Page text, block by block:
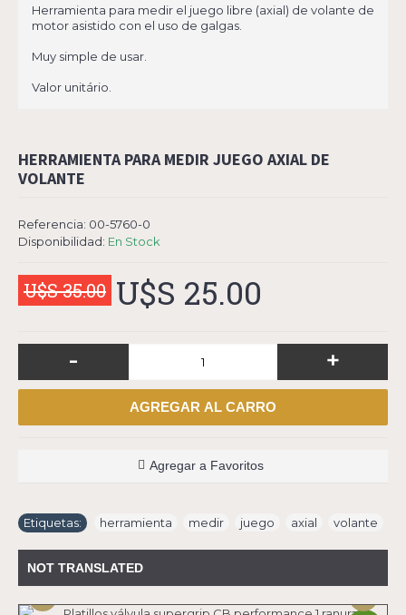
Herramienta para medir el juego libre (axial) de volante de
motor asistido con el uso de galgas.
Muy simple de usar.
Valor unitário.
HERRAMIENTA PARA MEDIR JUEGO AXIAL DE
VOLANTE
Referencia: 00-5760-0
Disponibilidad: En Stock
U$S 35.00 U$S 25.00
- +
AGREGAR AL CARRO
Agregar a Favoritos
Etiquetas: herramienta medir juego axial volante
NOT TRANSLATED